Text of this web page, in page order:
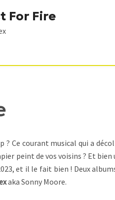
For Fire
? Ce courant musical qui a
peint de vos voisins ? Et bien
et il le fait bien ! Deux
aka Sonny Moore.